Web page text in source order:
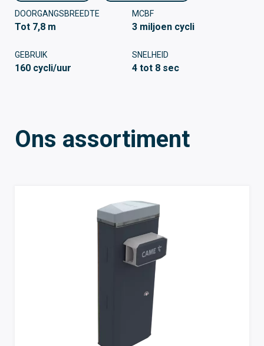
DOORGANGSBREEDTE
Tot 7,8 m
MCBF
3 miljoen cycli
GEBRUIK
160 cycli/uur
SNELHEID
4 tot 8 sec
Ons assortiment